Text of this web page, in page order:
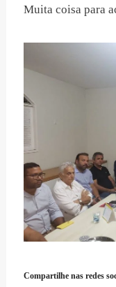
Muita coisa para
Compartilhe nas redes